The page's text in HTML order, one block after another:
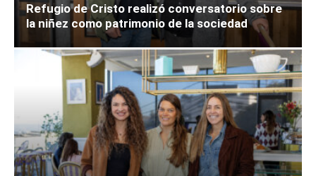
Refugio de Cristo realizó conversatorio sobre
la niñez como patrimonio de la sociedad